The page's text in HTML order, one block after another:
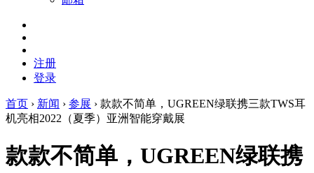
注册
登录
首页 › 新闻 › 参展 › 款款不简单，UGREEN绿联携三款TWS耳
机亮相2022（夏季）亚洲智能穿戴展
款款不简单，UGREEN绿联携